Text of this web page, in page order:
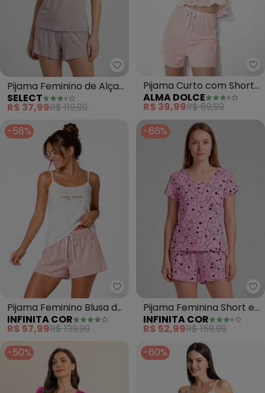
Select - Pijama Feminino de
Pijama Feminino de Alças
(Rosa)
SELECT
R$ 37,99R$ 119,99
Pijama Curto com Shorts
Estampado (Vichy Rosa)
ALMA DOLCE
R$ 39,99R$ 69,99
-58%
Infinita Cor - Pijama Feminino
Pijama Feminino Blusa de
Alça e Short (Rosa)
INFINITA COR
R$ 57,99R$ 139,99
-66%
Pijama Feminina Short e
Blusa (Rosa)
INFINITA COR
R$ 52,99R$ 159,99
-50%
-60%